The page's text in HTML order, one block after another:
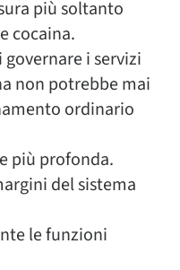
più soltanto
cocaina.
i servizi
non potrebbe mai
ordinario
più profonda.
del sistema
le funzioni